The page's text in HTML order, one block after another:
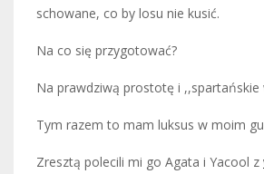
schowane, co by losu nie kusić.
Na co się przygotować?
Na prawdziwą prostotę i ,,spartańskie
Tym razem to mam luksus w moim
Zresztą polecili mi go Agata i Yacool z